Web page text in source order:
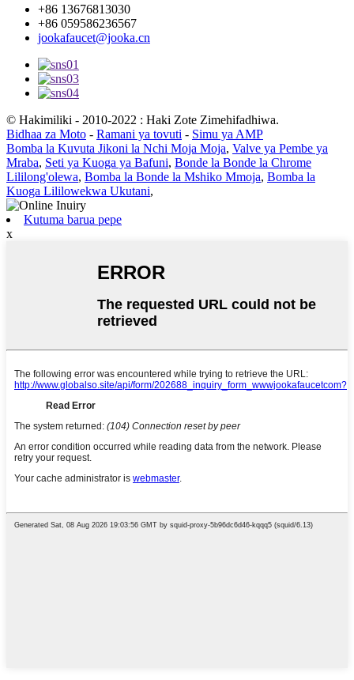
+86 13676813030
+86 059586236567
jookafaucet@jooka.cn
© Hakimiliki - 2010-2022 : Haki Zote Zimehifadhiwa.
Bidhaa za Moto - Ramani ya tovuti - Simu ya AMP
Bomba la Kuvuta Jikoni la Nchi Moja Moja, Valve ya Pembe ya
Mraba, Seti ya Kuoga ya Bafuni, Bonde la Bonde la Chrome
Lililong'olewa, Bomba la Bonde la Mshiko Mmoja, Bomba la
Kuoga Lililowekwa Ukutani,
Kutuma barua pepe
x